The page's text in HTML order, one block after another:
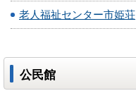
老人福祉センター市姫荘
公民館